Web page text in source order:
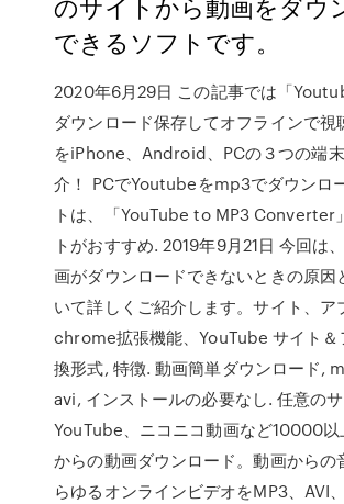
できるソフトです。
2020年6月29日 この記事では「
ダウンロード保存してオフラインで視
をiPhone、Android、PCの３つの端
介！ PCでYoutubeをmp3でダウンロ
トは、「YouTube to MP3 Converter
トがおすすめ. 2019年9月21日 今回は
画がダウンロードできないときの原因
いて詳しくご紹介します。サイト、ア
chrome拡張機能、YouTube サイト＆
換形式, 特徴. 動画簡単ダウンロード,
avi, インストールの必要なし. 任意のサ
YouTube、ニコニコ動画など10000以
からの動画ダウンロード。動画からの
らゆるオンラインビデオをMP3、AVI、